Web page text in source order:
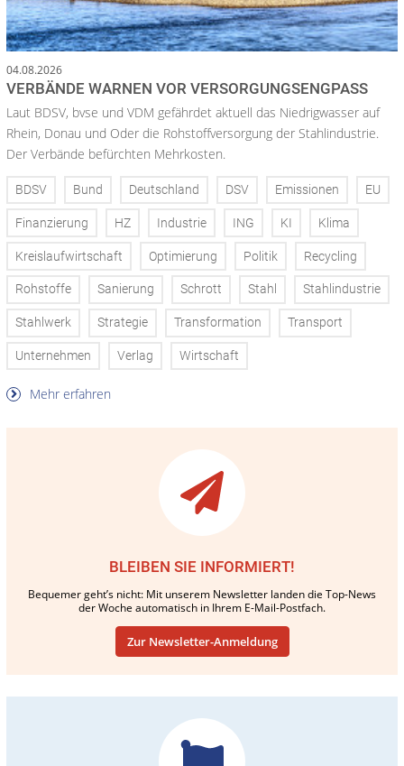
04.08.2026
VERBÄNDE WARNEN VOR VERSORGUNGSENGPASS
Laut BDSV, bvse und VDM gefährdet aktuell das Niedrigwasser auf
Rhein, Donau und Oder die Rohstoffversorgung der Stahlindustrie.
Der Verbände befürchten Mehrkosten.
BDSV Bund Deutschland DSV Emissionen EU
Finanzierung HZ Industrie ING KI Klima
Kreislaufwirtschaft Optimierung Politik Recycling
Rohstoffe Sanierung Schrott Stahl Stahlindustrie
Stahlwerk Strategie Transformation Transport
Unternehmen Verlag Wirtschaft
Mehr erfahren
BLEIBEN SIE INFORMIERT!
Bequemer geht’s nicht: Mit unserem Newsletter landen die Top-News
der Woche automatisch in Ihrem E-Mail-Postfach.
Zur Newsletter-Anmeldung